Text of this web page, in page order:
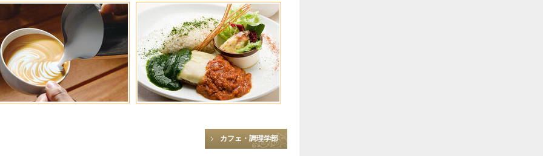
カフェ・調理学部